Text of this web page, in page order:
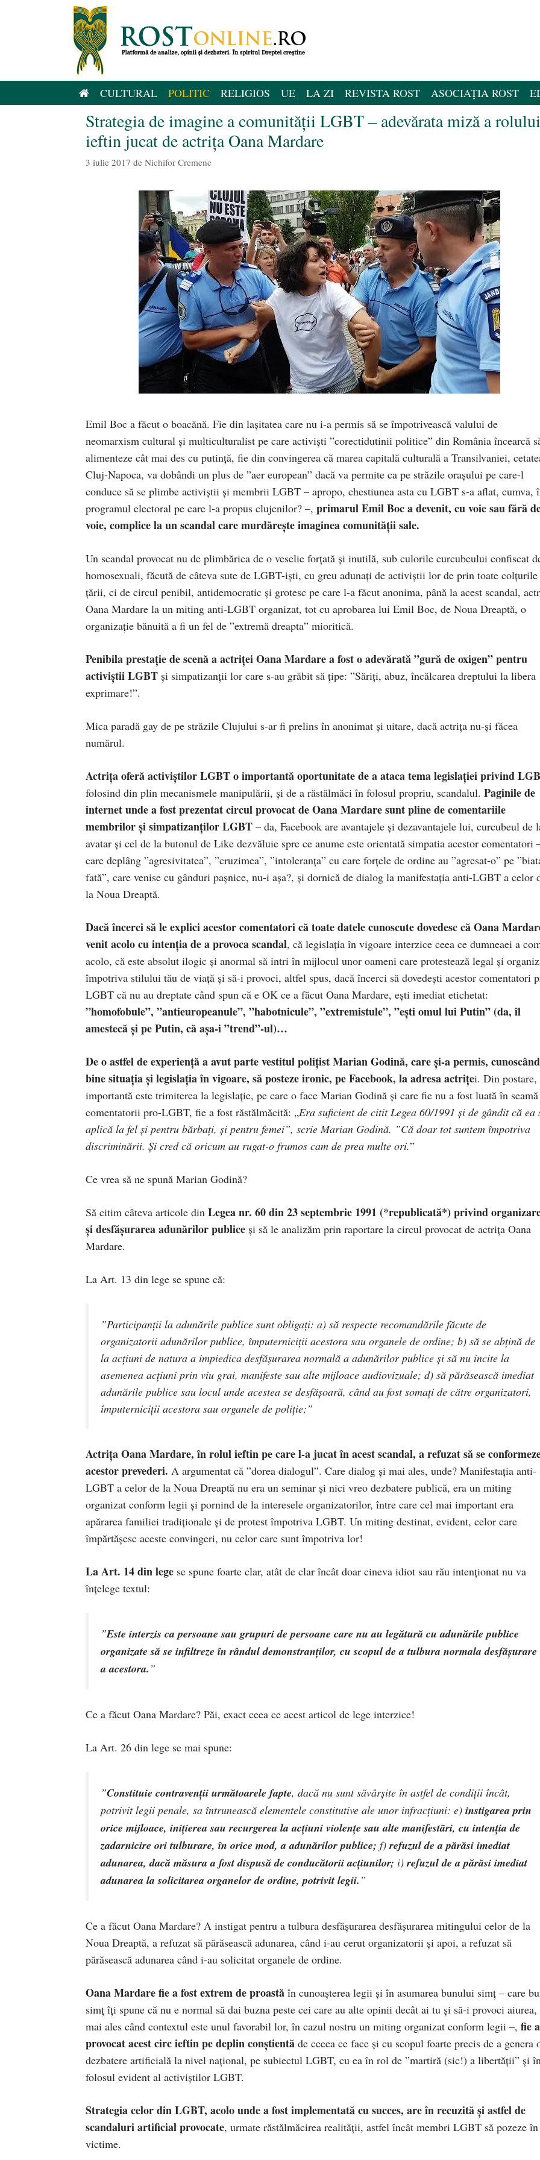
CULTURAL POLITIC RELIGIOS UE LA ZI REVISTA ROST ASOCIAȚIA ROST
Strategia de imagine a comunității LGBT – adevărata miză a rolului
ieftin jucat de actrița Oana Mardare
3 iulie 2017 de Nichifor Cremene
Emil Boc a făcut o boacănă. Fie din lașitatea care nu i-a permis să se împotrivească valului de
neomarxism cultural și multiculturalist pe care activiști ”corectidutinii politice” din România încearcă
alimenteze cât mai des cu putință, fie din convingerea că marea capitală culturală a Transilvaniei,
Cluj-Napoca, va dobândi un plus de ”aer european” dacă va permite ca pe străzile orașului pe care-l
conduce să se plimbe activiștii și membrii LGBT – apropo, chestiunea asta cu LGBT s-a aflat, cumva,
programul electoral pe care l-a propus clujenilor? –, primarul Emil Boc a devenit, cu voie sau fără
voie, complice la un scandal care murdărește imaginea comunității sale.
Un scandal provocat nu de plimbărica de o veselie forțată și inutilă, sub culorile curcubeului confiscat
homosexuali, făcută de câteva sute de LGBT-iști, cu greu adunați de activiștii lor de prin toate colțurile
țării, ci de circul penibil, antidemocratic și grotesc pe care l-a făcut anonima, până la acest scandal,
Oana Mardare la un miting anti-LGBT organizat, tot cu aprobarea lui Emil Boc, de Noua Dreaptă, o
organizație bănuită a fi un fel de ”extremă dreapta” mioritică.
Penibila prestație de scenă a actriței Oana Mardare a fost o adevărată ”gură de oxigen” pentru
activiștii LGBT și simpatizanții lor care s-au grăbit să țipe: ”Săriți, abuz, încălcarea dreptului la libera
exprimare!”.
Mica paradă gay de pe străzile Clujului s-ar fi prelins în anonimat și uitare, dacă actrița nu-și făcea
numărul.
Actrița oferă activiștilor LGBT o importantă oportunitate de a ataca tema legislației privind
folosind din plin mecanismele manipulării, și de a răstălmăci în folosul propriu, scandalul. Paginile de
internet unde a fost prezentat circul provocat de Oana Mardare sunt pline de comentariile
membrilor și simpatizanților LGBT – da, Facebook are avantajele și dezavantajele lui, curcubeul de
avatar și cel de la butonul de Like dezvăluie spre ce anume este orientată simpatia acestor comentatori
care deplâng ”agresivitatea”, ”cruzimea”, ”intoleranța” cu care forțele de ordine au ”agresat-o” pe
fată”, care venise cu gânduri pașnice, nu-i așa?, și dornică de dialog la manifestația anti-LGBT a celor
la Noua Dreaptă.
Dacă încerci să le explici acestor comentatori că toate datele cunoscute dovedesc că Oana
venit acolo cu intenția de a provoca scandal, că legislația în vigoare interzice ceea ce dumneaei a
acolo, că este absolut ilogic și anormal să intri în mijlocul unor oameni care protestează legal și
împotriva stilului tău de viață și să-i provoci, altfel spus, dacă încerci să dovedești acestor comentatori
LGBT că nu au dreptate când spun că e OK ce a făcut Oana Mardare, ești imediat etichetat:
”homofobule”, ”antieuropeanule”, ”habotnicule”, ”extremistule”, ”ești omul lui Putin” (da, îl
amestecă și pe Putin, că așa-i ”trend”-ul)…
De o astfel de experiență a avut parte vestitul polițist Marian Godină, care și-a permis, cunoscând
bine situația și legislația în vigoare, să posteze ironic, pe Facebook, la adresa actriței. Din postare,
importantă este trimiterea la legislație, pe care o face Marian Godină și care fie nu a fost luată în
comentatorii pro-LGBT, fie a fost răstălmăcită: „Era suficient de citit Legea 60/1991 şi de gândit că ea
aplică la fel şi pentru bărbaţi, şi pentru femei”, scrie Marian Godină. ”Că doar tot suntem împotriva
discriminării. Şi cred că oricum au rugat-o frumos cam de prea multe ori.”
Ce vrea să ne spună Marian Godină?
Să citim câteva articole din Legea nr. 60 din 23 septembrie 1991 (*republicată*) privind
și desfășurarea adunărilor publice și să le analizăm prin raportare la circul provocat de actrița Oana
Mardare.
La Art. 13 din lege se spune că:
”Participanţii la adunările publice sunt obligaţi: a) să respecte recomandările făcute de
organizatorii adunărilor publice, împuterniciţii acestora sau organele de ordine; b) să se abţină de
la acţiuni de natura a impiedica desfăşurarea normală a adunărilor publice şi să nu incite la
asemenea acţiuni prin viu grai, manifeste sau alte mijloace audiovizuale; d) să părăsească imediat
adunările publice sau locul unde acestea se desfăşoară, când au fost somați de către organizatori,
împuterniciţii acestora sau organele de poliţie;”
Actrița Oana Mardare, în rolul ieftin pe care l-a jucat în acest scandal, a refuzat să se
acestor prevederi. A argumentat că ”dorea dialogul”. Care dialog și mai ales, unde? Manifestația anti-
LGBT a celor de la Noua Dreaptă nu era un seminar și nici vreo dezbatere publică, era un miting
organizat conform legii și pornind de la interesele organizatorilor, între care cel mai important era
apărarea familiei tradiționale și de protest împotriva LGBT. Un miting destinat, evident, celor care
împărtășesc aceste convingeri, nu celor care sunt împotriva lor!
La Art. 14 din lege se spune foarte clar, atât de clar încât doar cineva idiot sau rău intenționat nu va
înțelege textul:
”Este interzis ca persoane sau grupuri de persoane care nu au legătură cu adunările publice
organizate să se infiltreze în rândul demonstranților, cu scopul de a tulbura normala desfăşurare
a acestora. ”
Ce a făcut Oana Mardare? Păi, exact ceea ce acest articol de lege interzice!
La Art. 26 din lege se mai spune:
”Constituie contravenţii următoarele fapte, dacă nu sunt săvârşite în astfel de condiţii încât,
potrivit legii penale, sa întrunească elementele constitutive ale unor infracţiuni: e) instigarea prin
orice mijloace, iniţierea sau recurgerea la acţiuni violenţe sau alte manifestãri, cu intenţia de
zadarnicire ori tulburare, în orice mod, a adunărilor publice; f) refuzul de a părăsi imediat
adunarea, dacă măsura a fost dispusă de conducătorii acţiunilor; i) refuzul de a părăsi imediat
adunarea la solicitarea organelor de ordine, potrivit legii. ”
Ce a făcut Oana Mardare? A instigat pentru a tulbura desfășurarea desfășurarea mitingului celor de la
Noua Dreaptă, a refuzat să părăsească adunarea, când i-au cerut organizatorii și apoi, a refuzat să
părăsească adunarea când i-au solicitat organele de ordine.
Oana Mardare fie a fost extrem de proastă în cunoașterea legii și în asumarea bunului simț – care
simț îți spune că nu e normal să dai buzna peste cei care au alte opinii decât ai tu și să-i provoci aiurea,
mai ales când contextul este unul favorabil lor, în cazul nostru un miting organizat conform legii –, fie a
provocat acest circ ieftin pe deplin conștientă de ceeea ce face și cu scopul foarte precis de a genera
dezbatere artificială la nivel național, pe subiectul LGBT, cu ea în rol de ”martiră (sic!) a libertății” și
folosul evident al activiștilor LGBT.
Strategia celor din LGBT, acolo unde a fost implementată cu succes, are în recuzită și astfel de
scandaluri artificial provocate, urmate răstălmăcirea realității, astfel încât membri LGBT să pozeze în
victime.